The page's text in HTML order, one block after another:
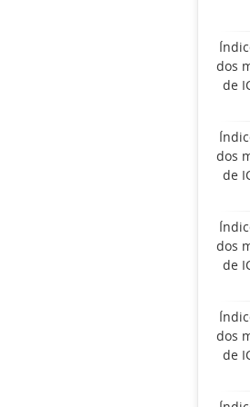
dos
de
dos
de
dos
de
dos
de